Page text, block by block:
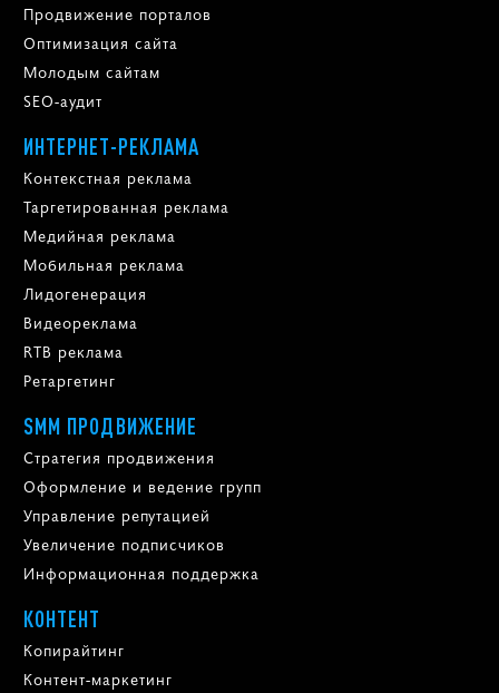
Продвижение порталов
Оптимизация сайта
Молодым сайтам
SEO-аудит
ИНТЕРНЕТ-РЕКЛАМА
Контекстная реклама
Таргетированная реклама
Медийная реклама
Мобильная реклама
Лидогенерация
Видеореклама
RTB реклама
Ретаргетинг
SMM ПРОДВИЖЕНИЕ
Стратегия продвижения
Оформление и ведение групп
Управление репутацией
Увеличение подписчиков
Информационная поддержка
КОНТЕНТ
Копирайтинг
Контент-маркетинг